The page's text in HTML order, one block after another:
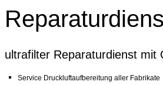
ultrafilter Reparaturdienst mit
Service Druckluftaufbereitung aller Fabrikate